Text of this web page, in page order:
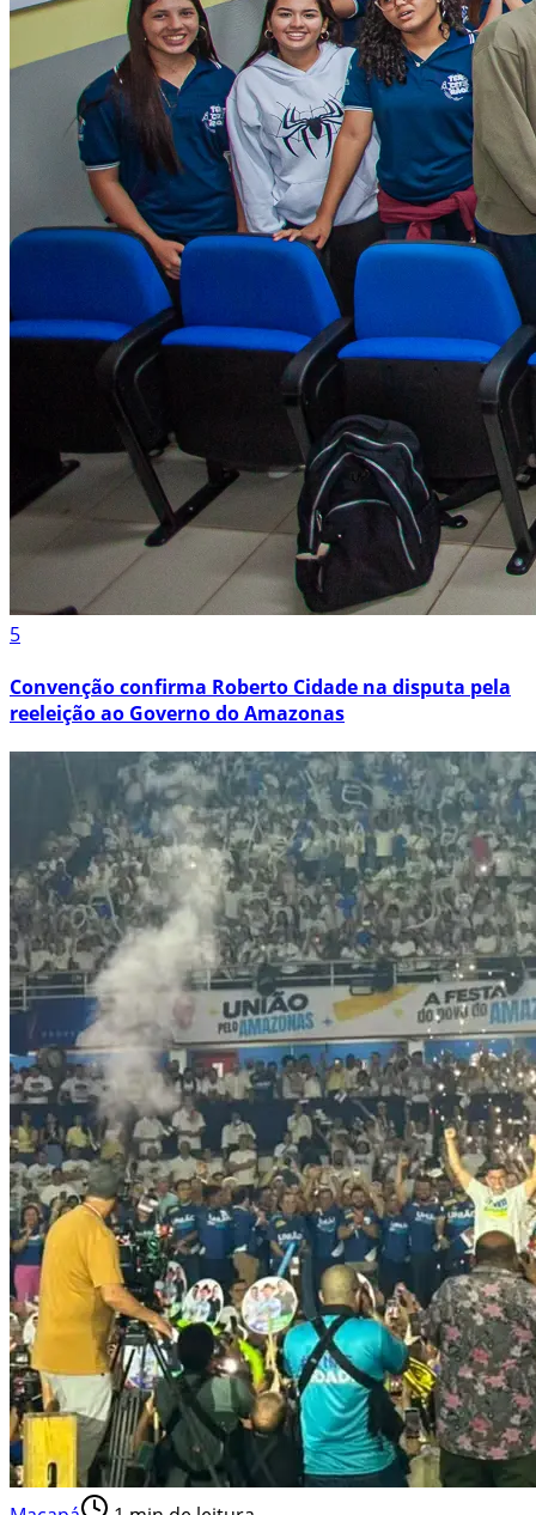
5
Convenção confirma Roberto Cidade na disputa pela
reeleição ao Governo do Amazonas